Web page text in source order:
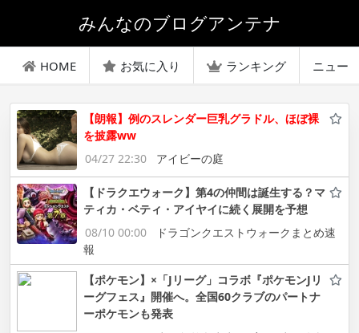
みんなのブログアンテナ
HOME お気に入り ランキング ニュー
【朗報】例のスレンダー巨乳グラドル、ほぼ裸
を披露ww
04/27 22:30
アイビーの庭
【ドラクエウォーク】第4の仲間は誕生する？マ
ティカ・ベティ・アイヤイに続く展開を予想
08/10 00:00
ドラゴンクエストウォークまとめ速
報
【ポケモン】×「Jリーグ」コラボ『ポケモンJリ
ーグフェス』開催へ。全国60クラブのパートナ
ーポケモンも発表